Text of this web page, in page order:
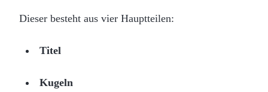
Dieser besteht aus vier Hauptteilen:
Titel
Kugeln